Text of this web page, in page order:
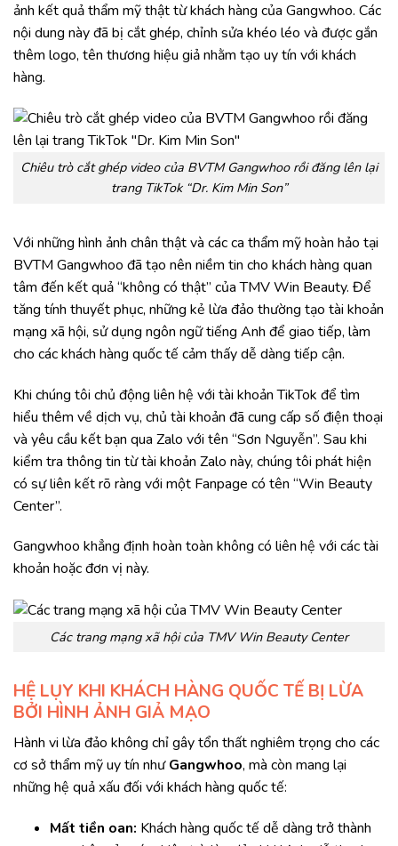
ảnh kết quả thẩm mỹ thật từ khách hàng của Gangwhoo. Các
nội dung này đã bị cắt ghép, chỉnh sửa khéo léo và được gắn
thêm logo, tên thương hiệu giả nhằm tạo uy tín với khách
hàng.
Chiêu trò cắt ghép video của BVTM Gangwhoo rồi đăng lên lại
trang TikTok “Dr. Kim Min Son”
Với những hình ảnh chân thật và các ca thẩm mỹ hoàn hảo tại
BVTM Gangwhoo đã tạo nên niềm tin cho khách hàng quan
tâm đến kết quả “không có thật” của TMV Win Beauty. Để
tăng tính thuyết phục, những kẻ lừa đảo thường tạo tài khoản
mạng xã hội, sử dụng ngôn ngữ tiếng Anh để giao tiếp, làm
cho các khách hàng quốc tế cảm thấy dễ dàng tiếp cận.
Khi chúng tôi chủ động liên hệ với tài khoản TikTok để tìm
hiểu thêm về dịch vụ, chủ tài khoản đã cung cấp số điện thoại
và yêu cầu kết bạn qua Zalo với tên “Sơn Nguyễn”. Sau khi
kiểm tra thông tin từ tài khoản Zalo này, chúng tôi phát hiện
có sự liên kết rõ ràng với một Fanpage có tên “Win Beauty
Center”.
Gangwhoo khẳng định hoàn toàn không có liên hệ với các tài
khoản hoặc đơn vị này.
Các trang mạng xã hội của TMV Win Beauty Center
HỆ LỤY KHI KHÁCH HÀNG QUỐC TẾ BỊ LỪA
BỞI HÌNH ẢNH GIẢ MẠO
Hành vi lừa đảo không chỉ gây tổn thất nghiêm trọng cho các
cơ sở thẩm mỹ uy tín nhưGangwhoo, mà còn mang lại
những hệ quả xấu đối với khách hàng quốc tế:
Mất tiền oan: Khách hàng quốc tế dễ dàng trở thành